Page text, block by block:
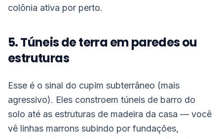
colônia ativa por perto.
5. Túneis de terra em paredes ou
estruturas
Esse é o sinal do cupim subterrâneo (mais
agressivo). Eles constroem túneis de barro do
solo até as estruturas de madeira da casa — você
vê linhas marrons subindo por fundações,